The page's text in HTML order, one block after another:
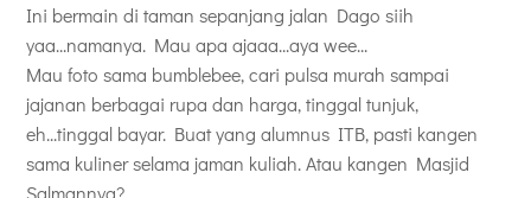
Ini bermain di taman sepanjang jalan Dago siih
yaa...namanya. Mau apa ajaaa...aya wee...
Mau foto sama bumblebee, cari pulsa murah sampai
jajanan berbagai rupa dan harga, tinggal tunjuk,
eh...tinggal bayar. Buat yang alumnus ITB, pasti kangen
sama kuliner selama jaman kuliah. Atau kangen Masjid
Salmannya?